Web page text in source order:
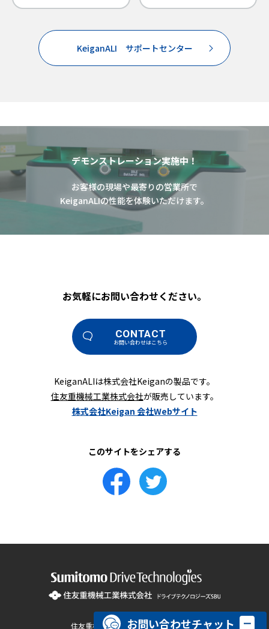
KeiganALI サポートセンター
デモンストレーション実施中！
お客様の現場や最寄りの営業所で
KeiganALIの性能を体験いただけます。
お気軽にお問い合わせください。
CONTACT
お問い合わせはこちら
KeiganALIは株式会社Keiganの製品です。
住友重機械工業株式会社が販売しています。
株式会社Keigan 会社Webサイト
このサイトをシェアする
住友重機械工業 コーポレートサイト
お問い合わせチャット